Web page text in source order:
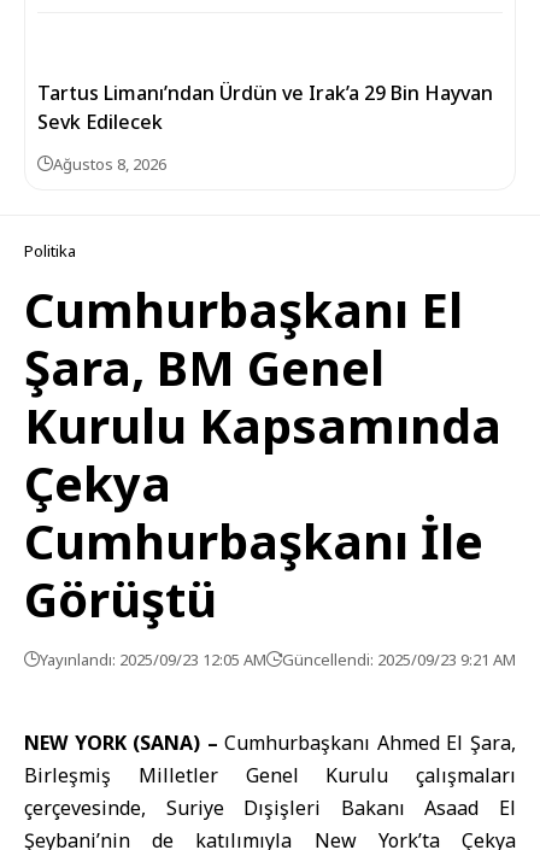
Tartus Limanı’ndan Ürdün ve Irak’a 29 Bin Hayvan
Sevk Edilecek
Ağustos 8, 2026
Politika
Cumhurbaşkanı El
Şara, BM Genel
Kurulu Kapsamında
Çekya
Cumhurbaşkanı İle
Görüştü
Yayınlandı: 2025/09/23 12:05 AM Güncellendi: 2025/09/23 9:21 AM
NEW YORK (SANA) – Cumhurbaşkanı Ahmed El Şara,
Birleşmiş Milletler Genel Kurulu çalışmaları
çerçevesinde, Suriye Dışişleri Bakanı Asaad El
Şeybani’nin de katılımıyla New York’ta Çekya